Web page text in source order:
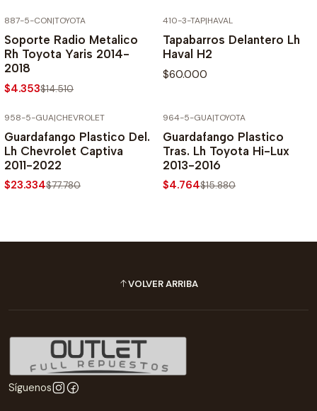
887-5-CON|TOYOTA
Soporte Radio Metalico
Rh Toyota Yaris 2014-
2018
$4.353$14.510
410-3-TAP|HAVAL
Tapabarros Delantero Lh
Haval H2
$60.000
958-5-GUA|CHEVROLET
Guardafango Plastico Del.
Lh Chevrolet Captiva
2011-2022
$23.334$77.780
964-5-GUA|TOYOTA
Guardafango Plastico
Tras. Lh Toyota Hi-Lux
2013-2016
$4.764$15.880
VOLVER ARRIBA
Síguenos